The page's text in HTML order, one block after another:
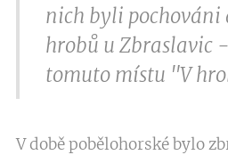
nich byli pochováni
hrobů u Zbraslavic
tomuto místu "V
V době pobělohorské bylo